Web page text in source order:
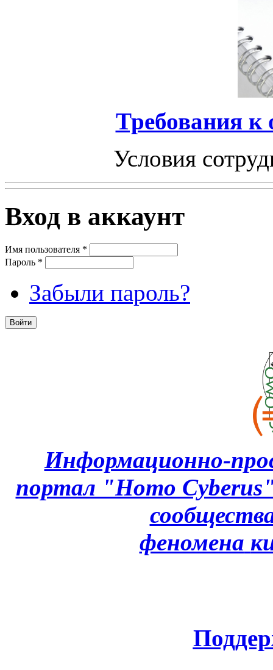
Требования к
Условия
Вход в аккаунт
Имя пользователя *
Пароль *
Забыли пароль?
Информационно-
портал "Homo
феномена